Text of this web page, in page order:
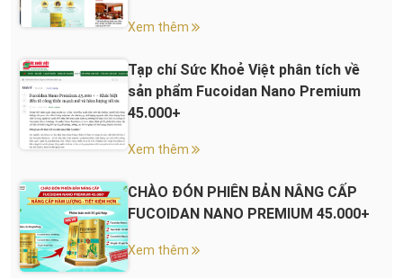
Xem thêm
Tạp chí Sức Khoẻ Việt phân tích về
sản phẩm Fucoidan Nano Premium
45.000+
Xem thêm
CHÀO ĐÓN PHIÊN BẢN NÂNG CẤP
FUCOIDAN NANO PREMIUM 45.000+
Xem thêm